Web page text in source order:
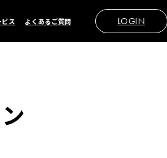
ス よくあるご質問 LOGIN